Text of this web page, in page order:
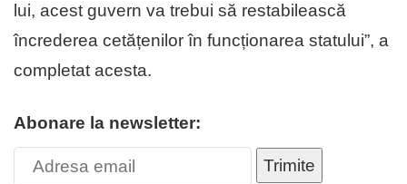
lui, acest guvern va trebui să restabilească
încrederea cetățenilor în funcționarea statului”, a
completat acesta.
Abonare la newsletter:
Trimite